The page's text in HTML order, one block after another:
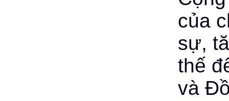
của
sự,
thế
và